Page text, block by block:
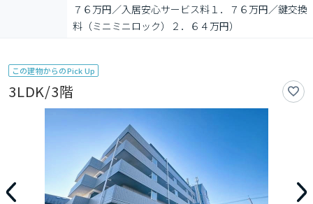
７６万円／入居安心サービス料１．７６万円／鍵交換
料（ミニミニロック）２．６４万円）
この建物からのPick Up
3LDK/3階